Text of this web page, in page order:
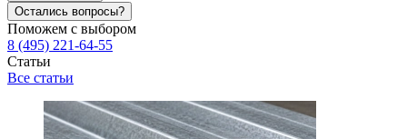
Остались вопросы?
Поможем с выбором
8 (495) 221-64-55
Статьи
Все статьи